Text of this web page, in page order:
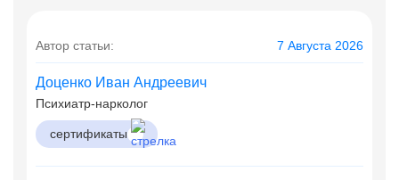
Автор статьи: 7 Августа 2026
Доценко Иван Андреевич
Психиатр-нарколог
сертификаты